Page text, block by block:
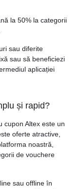
la 50% la categorii
sau diferite
sau să beneficiezi
aplicației
și rapid?
cupon Altex este un
oferte atractive,
noastră,
de vouchere
sau offline în